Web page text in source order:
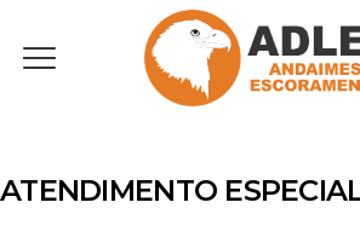
Menu
ATENDIMENTO